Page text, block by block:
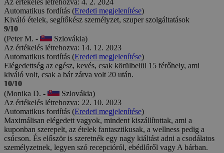
Az értékelés létrehozva: 4. 2. 2024
Automatikus fordítás (Eredeti megjelenítése)
Kiváló ételek, segítőkész személyzet, szuper szolgáltatások
9/10
(Peter M. -
Szlovákia)
Az értékelés létrehozva: 14. 12. 2023
Automatikus fordítás (Eredeti megjelenítése)
Elégedettség az egész, kevés, csak körülbelül 15 férőhely, ami
kiváló volt, csak a bár zárva volt 20 után.
10/10
(Monika D. -
Szlovákia)
Az értékelés létrehozva: 22. 10. 2023
Automatikus fordítás (Eredeti megjelenítése)
Maximálisan elégedett vagyok, mindent kiszállítottak, ami a
kuponban szerepelt, az ételek fantasztikusak, a wellness pedig a
csúcson. És először is szeretnék egy nagy kiáltást adni a csodálatos
személyzetnek, legyen szó recepcióról, ebédlőről vagy A bárban.